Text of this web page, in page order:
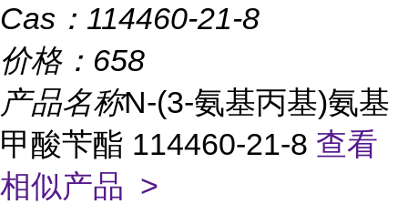
Cas： 114460-21-8
价格： 658
产品名称N-(3-氨基丙基)氨基
甲酸苄酯 114460-21-8 查看
相似产品 >